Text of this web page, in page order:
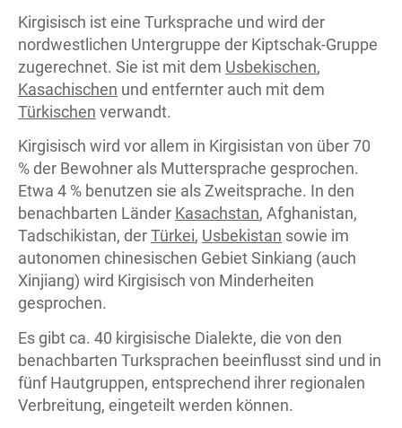
Kirgisisch ist eine Turksprache und wird der
nordwestlichen Untergruppe der Kiptschak-Gruppe
zugerechnet. Sie ist mit dem Usbekischen,
Kasachischen und entfernter auch mit dem
Türkischen verwandt.
Kirgisisch wird vor allem in Kirgisistan von über 70
% der Bewohner als Muttersprache gesprochen.
Etwa 4 % benutzen sie als Zweitsprache. In den
benachbarten Länder Kasachstan, Afghanistan,
Tadschikistan, derTürkei, Usbekistan sowie im
autonomen chinesischen Gebiet Sinkiang (auch
Xinjiang) wird Kirgisisch von Minderheiten
gesprochen.
Es gibt ca. 40 kirgisische Dialekte, die von den
benachbarten Turksprachen beeinflusst sind und in
fünf Hautgruppen, entsprechend ihrer regionalen
Verbreitung, eingeteilt werden können.